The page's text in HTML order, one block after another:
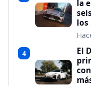
la
los
4
El